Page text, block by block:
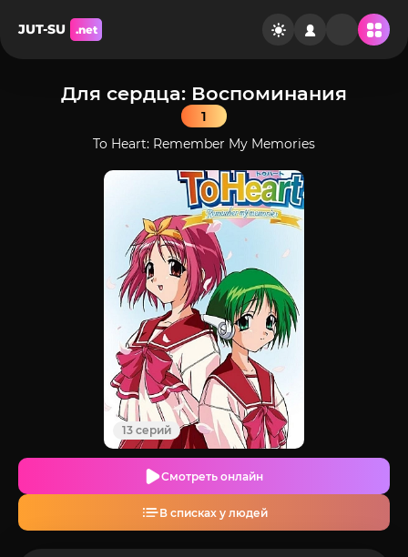
JUT-SU .net
Для сердца: Воспоминания
1
To Heart: Remember My Memories
13 серий
Смотреть онлайн
В списках у людей